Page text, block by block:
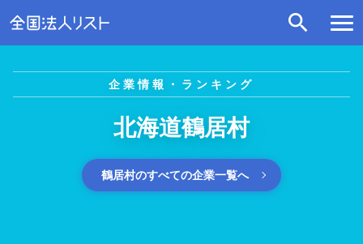
企業情報・ランキング
北海道鶴居村
鶴居村のすべての企業一覧へ